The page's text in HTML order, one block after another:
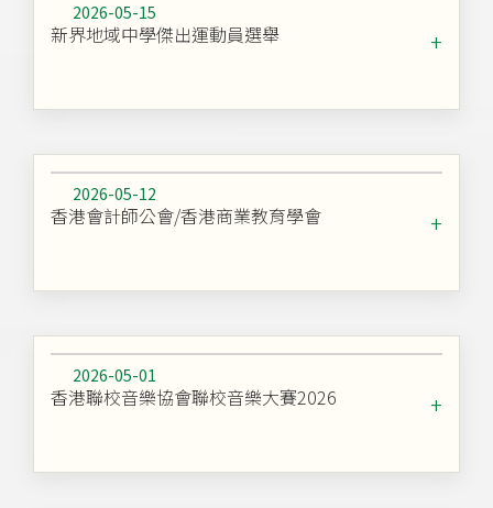
2026-05-15
新界地域中學傑出運動員選舉
2026-05-12
香港會計師公會/香港商業教育學會
2026-05-01
香港聯校音樂協會聯校音樂大賽2026